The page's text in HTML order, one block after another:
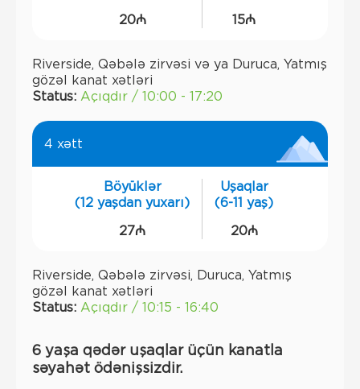
20₼
15₼
Riverside, Qəbələ zirvəsi və ya Duruca, Yatmış
gözəl kanat xətləri
Status: Açıqdır / 10:00 - 17:20
4 xətt
Böyüklər
(12 yaşdan yuxarı)
27₼
Uşaqlar
(6-11 yaş)
20₼
Riverside, Qəbələ zirvəsi, Duruca, Yatmış
gözəl kanat xətləri
Status: Açıqdır / 10:15 - 16:40
6 yaşa qədər uşaqlar üçün kanatla
səyahət ödənişsizdir.